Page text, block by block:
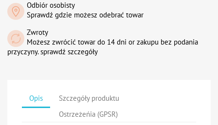
Odbiór osobisty
Sprawdź gdzie możesz odebrać towar
Zwroty
Możesz zwrócić towar do 14 dni or zakupu bez podania
przyczyny. sprawdź szczegóły
Opis
Szczegóły produktu
Ostrzeżeńia (GPSR)